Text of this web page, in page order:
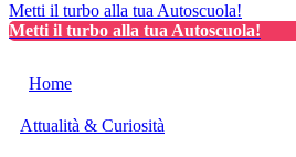
Metti il turbo alla tua Autoscuola!
Metti il turbo alla tua Autoscuola!
Home
Attualità & Curiosità